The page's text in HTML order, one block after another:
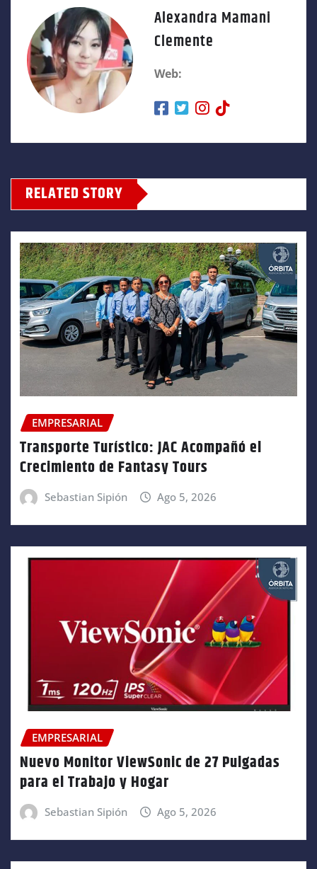
Alexandra Mamani
Clemente
Web:
RELATED STORY
EMPRESARIAL
Transporte Turístico: JAC Acompañó el
Crecimiento de Fantasy Tours
Sebastian Sipión Ago 5, 2026
EMPRESARIAL
Nuevo Monitor ViewSonic de 27 Pulgadas
para el Trabajo y Hogar
Sebastian Sipión Ago 5, 2026